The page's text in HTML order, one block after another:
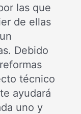
las que
de ellas
Debido
técnico
ayudará
uno y